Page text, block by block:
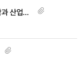
POSTECH(포항공과대학교) 산업경영공학과 산업AX선도센터 채용